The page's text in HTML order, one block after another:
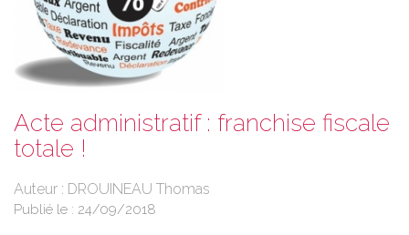
Acte administratif : franchise fiscale
totale !
Auteur : DROUINEAU Thomas
Publié le : 24/09/2018